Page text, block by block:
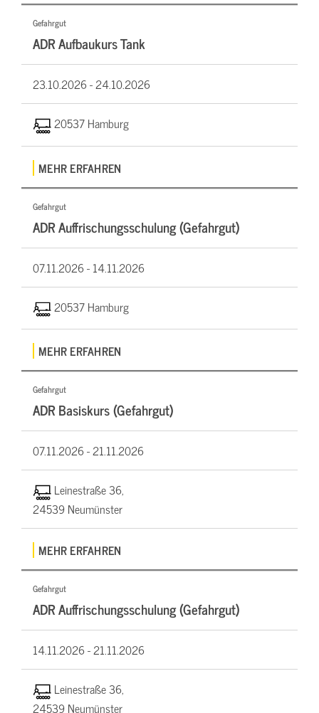
Gefahrgut
ADR Aufbaukurs Tank
23.10.2026 -24.10.2026
20537 Hamburg
MEHR ERFAHREN
Gefahrgut
ADR Auffrischungsschulung (Gefahrgut)
07.11.2026 -14.11.2026
20537 Hamburg
MEHR ERFAHREN
Gefahrgut
ADR Basiskurs (Gefahrgut)
07.11.2026 -21.11.2026
Leinestraße 36,
24539 Neumünster
MEHR ERFAHREN
Gefahrgut
ADR Auffrischungsschulung (Gefahrgut)
14.11.2026 -21.11.2026
Leinestraße 36,
24539 Neumünster